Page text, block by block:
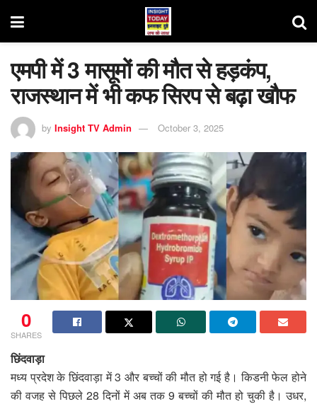
एमपी में 3 मासूमों की मौत से हड़कंप,
राजस्थान में भी कफ सिरप से बढ़ा खौफ
by Insight TV Admin October 3, 2025
0
SHARES
छिंदवाड़ा
मध्य प्रदेश के छिंदवाड़ा में 3 और बच्चों की मौत हो गई है। किडनी फेल होने
की वजह से पिछले 28 दिनों में अब तक 9 बच्चों की मौत हो चुकी है। उधर,